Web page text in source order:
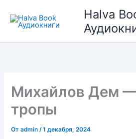
содержимому
Halva
Михайлов Дем —
тропы
Отadmin/1 декабря, 2024